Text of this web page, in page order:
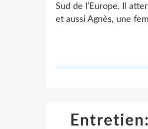
Sud de l’Europe. Il
et aussi Agnès, une